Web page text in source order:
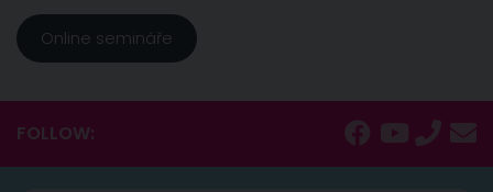
Online semináře
FOLLOW: